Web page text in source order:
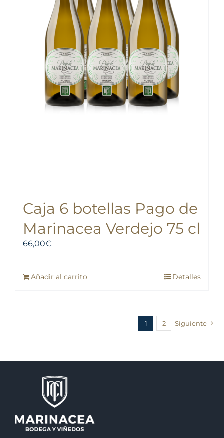
Caja 6 botellas Pago de
Marinacea Verdejo 75 cl
66,00€
Añadir al carrito Detalles
1 2 Siguiente